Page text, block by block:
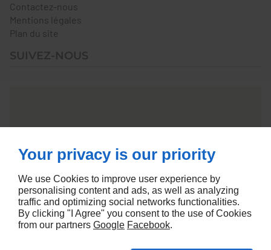
Contactez-nous
Mentions légales
Plan du site
Your privacy is our priority
We use Cookies to improve user experience by
personalising content and ads, as well as analyzing
traffic and optimizing social networks functionalities.
By clicking "I Agree" you consent to the use of Cookies
from our partners Google Facebook.